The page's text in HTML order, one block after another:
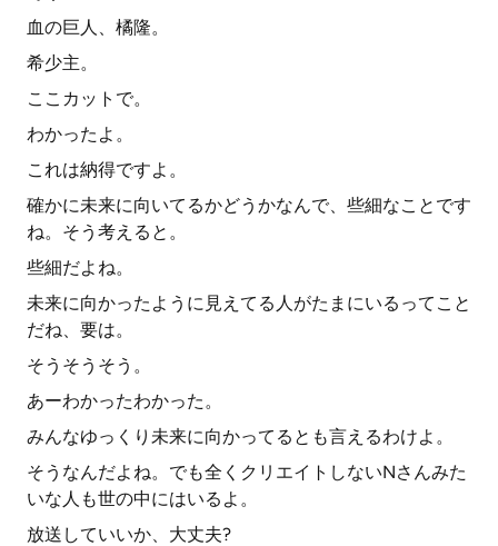
血の巨人、橘隆。
希少主。
ここカットで。
わかったよ。
これは納得ですよ。
確かに未来に向いてるかどうかなんで、些細なことです
ね。そう考えると。
些細だよね。
未来に向かったように見えてる人がたまにいるってこと
だね、要は。
そうそうそう。
あーわかったわかった。
みんなゆっくり未来に向かってるとも言えるわけよ。
そうなんだよね。でも全くクリエイトしないNさんみた
いな人も世の中にはいるよ。
放送していいか、大丈夫?